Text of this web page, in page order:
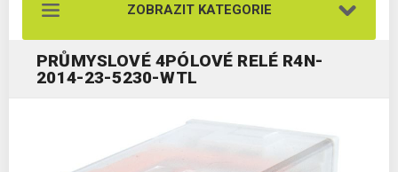
ZOBRAZIT KATEGORIE
PRŮMYSLOVÉ 4PÓLOVÉ RELÉ R4N-
2014-23-5230-WTL